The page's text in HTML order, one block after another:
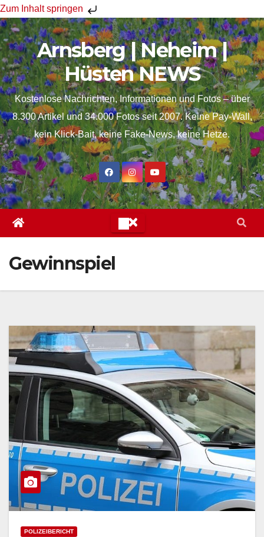
Zum Inhalt springen
Skip
to
content
Arnsberg | Neheim |
Hüsten NEWS
Kostenlose Nachrichten, Informationen und Fotos – über
8.300 Artikel und 34.000 Fotos seit 2007. Keine Pay-Wall,
kein Klick-Bait, keine Fake-News, keine Hetze.
Gewinnspiel
POLIZEIBERICHT